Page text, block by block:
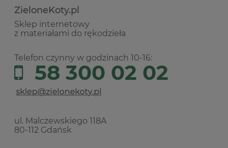
ZieloneKoty.pl
Sklep internetowy
z materiałami do rękodzieła
Telefon czynny w godzinach 10-16:
58 300 02 02
ul. Malczewskiego 118A
80-112 Gdańsk